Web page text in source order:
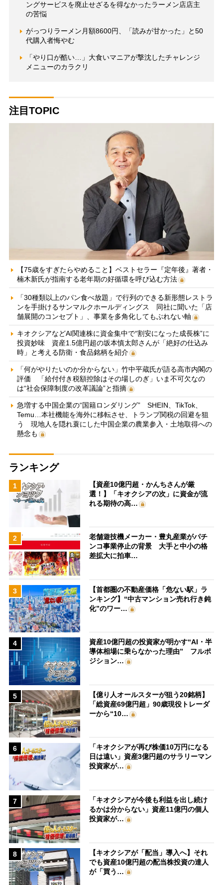
ングサービスを廃止せざるを得なかったラーメン店店主
の苦悩
がっつりラーメン月額8600円、「読みが甘かった」と50
代購入者悔やむ
「やり口が酷い…」大食いマニアが撃沈したチャレンジ
メニューのカラクリ
注目TOPIC
【75歳をすぎたらやめること】ベストセラー『定年後』著者・
楠木新氏が指南する老年期の好循環を呼び込む方法
「30種類以上のパン食べ放題」で行列のできる新形態レストラ
ンを手掛けるサンマルクホールディングス 同社に聞いた「店
舗展開のコンセプト」、事業を多角化してもぶれない軸
キオクシアなどAI関連株に資金集中で“割安になった成長株”に
投資妙味 資産1.5億円超の坂本慎太郎さんが「絶好の仕込み
時」と考える防衛・食品銘柄を紹介
「何がやりたいのか分からない」竹中平蔵氏が語る高市内閣の
評価 「給付付き税額控除はその場しのぎ」いま不可欠なの
は“社会保障制度の改革議論”と指摘
急増する中国企業の“国籍ロンダリング” SHEIN、TikTok、
Temu…本社機能を海外に移転させ、トランプ関税の回避を狙
う 現地人を隠れ蓑にした中国企業の農業参入・土地取得への
懸念も
ランキング
1
【資産10億円超・かんちさんが厳
選！】「キオクシアの次」に資金が流
れる期待の高…
2
老舗遊技機メーカー・豊丸産業がパチ
ンコ事業停止の背景 大手と中小の格
差拡大に拍車…
3
【首都圏の不動産価格「危ない駅」ラ
ンキング】“中古マンション売れ行き鈍
化”のワー…
4
資産10億円超の投資家が明かす“AI・半
導体相場に乗らなかった理由” フルポ
ジション…
5
【億り人オールスターが狙う20銘柄】
「総資産69億円超」90歳現役トレーダ
ーから“10…
6
「キオクシアが再び株価10万円になる
日は遠い」資産3億円超のサラリーマン
投資家が…
7
「キオクシアが今後も利益を出し続け
るかは分からない」資産11億円の個人
投資家が…
8
【キオクシアが「配当」導入へ】それ
でも資産10億円超の配当株投資の達人
が「買う…